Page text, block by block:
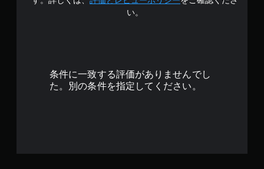
い。
条件に一致する評価がありませんでし
た。別の条件を指定してください。